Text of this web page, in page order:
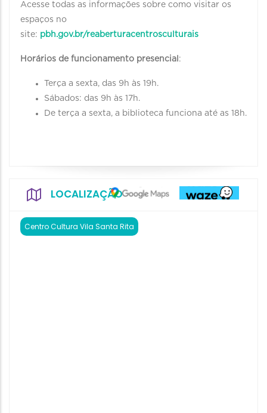
Acesse todas as informações sobre como visitar os
espaços no
site: pbh.gov.br/reaberturacentrosculturais
Horários de funcionamento presencial :
Terça a sexta, das 9h às 19h.
Sábados: das 9h às 17h.
De terça a sexta, a biblioteca funciona até as 18h.
LOCALIZAÇÃO
Centro Cultura Vila Santa Rita